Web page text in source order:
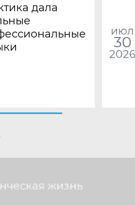
дала
июл
30
2026
жизнь